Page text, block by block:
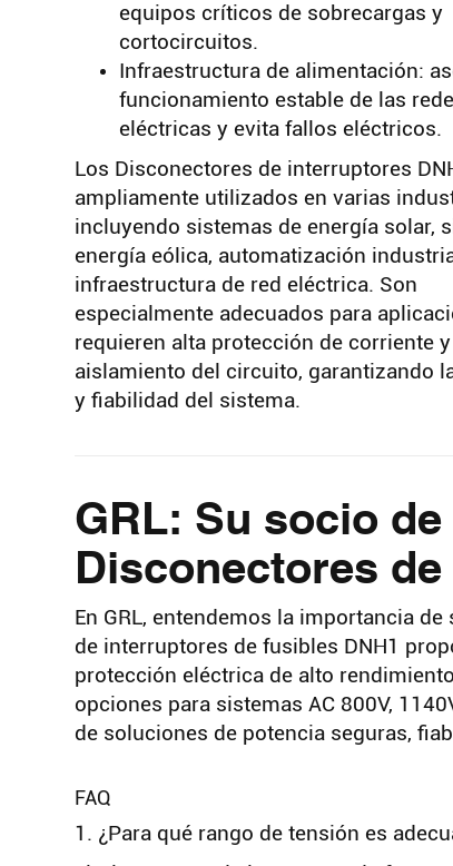
equipos críticos de sobrecargas y
cortocircuitos.
Infraestructura de alimentación:
funcionamiento estable de las
eléctricas y evita fallos eléctricos.
Los Disconectores de interruptores
ampliamente utilizados en varias
incluyendo sistemas de energía solar,
energía eólica, automatización
infraestructura de red eléctrica. Son
especialmente adecuados para
requieren alta protección de corriente y
aislamiento del circuito, garantizando
y fiabilidad del sistema.
GRL: Su socio
Disconectores
En GRL, entendemos la importancia
de interruptores de fusibles DNH1
protección eléctrica de alto
opciones para sistemas AC 800V,
de soluciones de potencia seguras,
FAQ
1. ¿Para qué rango de tensión es